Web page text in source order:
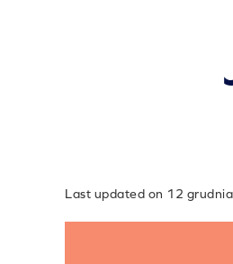
Last updated on 12